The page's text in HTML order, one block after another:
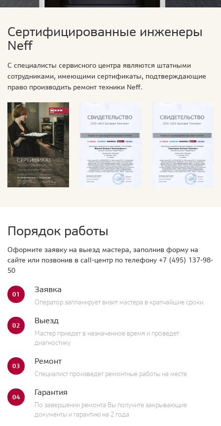
Сертифицированные инженеры
Neff
С специалисты сервисного центра являются штатными
сотрудниками, имеющими сертификаты, подтверждающие
право производить ремонт техники Neff.
Порядок работы
Оформите заявку на выезд мастера, заполнив форму на
сайте или позвонив в call-центр по телефону +7 (495) 137-98-
50
01 Заявка
Оператор запланирует визит мастера в кратчайшие сроки.
02 Выезд
Мастер приедет в назначенное время и проведет
диагностику
03 Ремонт
Специалист произведет ремонтные работы на месте
04 Гарантия
По завершении ремонта Вы получите закрывающие
документы и гарантию на 2 года